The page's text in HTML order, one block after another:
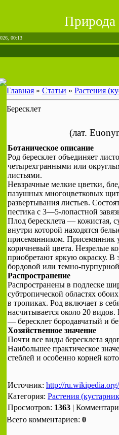
Природа
00:13
Главная » Статьи » Растения
Бересклет
(лат.
Ботаническое описание
Род бересклет объединяет
четырехгранными или
листьями.
Невзрачные мелкие цветки,
пазушных многоцветковых
развертывания листьев.
пестика с 3—5-лопастной
Плод бересклета — кожистая,
внутри которой находятся
присемянником. Присемянник
коричневый цвета. Незрелые
приобретают яркую окраску. В
бордовой или темно-
Распространение
Распространены в подлеске
субтропической областях
в тропиках. Род включает в
насчитывается около 20
— бересклет бородавчатый и
Хозяйственное значение
Почти все виды бересклета
Наибольшее практическое
стеблей и особенно корней
Источник: http://
Категория: Растения
Просмотров: 1363 |
Всего комментариев: 0